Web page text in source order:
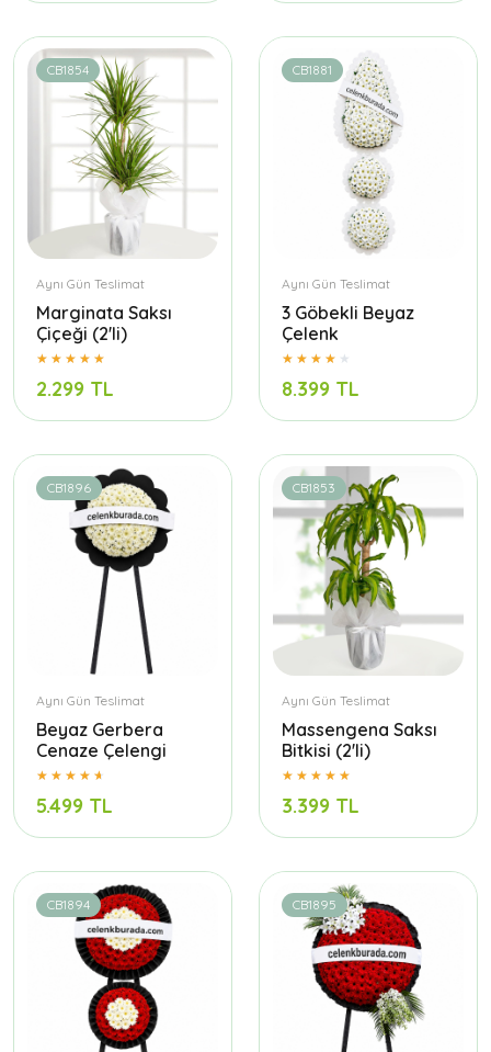
CB1854
Aynı Gün Teslimat
Marginata Saksı
Çiçeği (2'li)
2.299 TL
CB1881
Aynı Gün Teslimat
3 Göbekli Beyaz
Çelenk
8.399 TL
CB1896
Aynı Gün Teslimat
Beyaz Gerbera
Cenaze Çelengi
5.499 TL
CB1853
Aynı Gün Teslimat
Massengena Saksı
Bitkisi (2'li)
3.399 TL
CB1894 CB1895